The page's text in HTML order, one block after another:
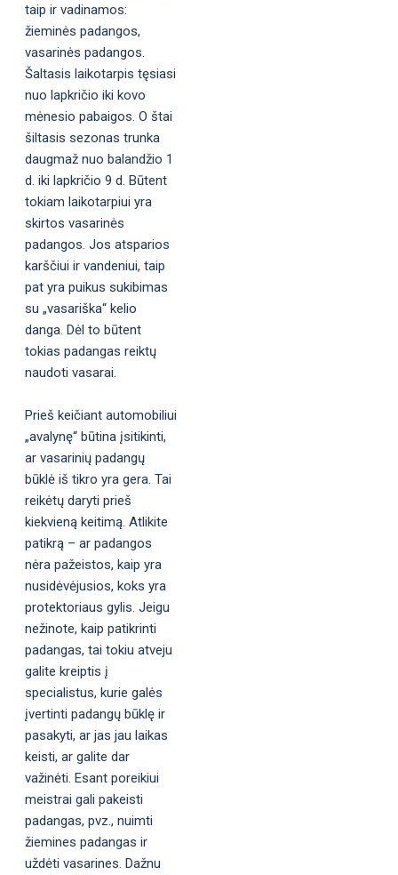
taip ir vadinamos:
žieminės padangos,
vasarinės padangos.
Šaltasis laikotarpis tęsiasi
nuo lapkričio iki kovo
mėnesio pabaigos. O štai
šiltasis sezonas trunka
daugmaž nuo balandžio 1
d. iki lapkričio 9 d. Būtent
tokiam laikotarpiui yra
skirtos vasarinės
padangos. Jos atsparios
karščiui ir vandeniui, taip
pat yra puikus sukibimas
su „vasariška“ kelio
danga. Dėl to būtent
tokias padangas reiktų
naudoti vasarai.
Prieš keičiant automobiliui
„avalynę“ būtina įsitikinti,
ar vasarinių padangų
būklė iš tikro yra gera. Tai
reikėtų daryti prieš
kiekvieną keitimą. Atlikite
patikrą – ar padangos
nėra pažeistos, kaip yra
nusidėvėjusios, koks yra
protektoriaus gylis. Jeigu
nežinote, kaip patikrinti
padangas, tai tokiu atveju
galite kreiptis į
specialistus, kurie galės
įvertinti padangų būklę ir
pasakyti, ar jas jau laikas
keisti, ar galite dar
važinėti. Esant poreikiui
meistrai gali pakeisti
padangas, pvz., nuimti
žiemines padangas ir
uždėti vasarines. Dažnu